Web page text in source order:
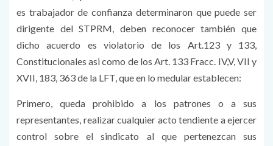
es trabajador de confianza determinaron que puede ser
dirigente del STPRM, deben reconocer también que
dicho acuerdo es violatorio de los Art.123 y 133,
Constitucionales asi como de los Art. 133 Fracc. IV,V, VII y
XVII, 183, 363 de la LFT, que en lo medular establecen:
Primero, queda prohibido a los patrones o a sus
representantes, realizar cualquier acto tendiente a ejercer
control sobre el sindicato al que pertenezcan sus